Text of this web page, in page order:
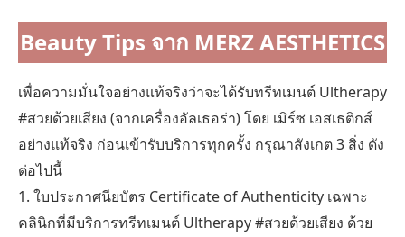
Beauty Tips จาก MERZ AESTHETICS
เพื่อความมั่นใจอย่างแท้จริงว่าจะได้รับทรีทเมนต์ Ultherapy
#สวยด้วยเสียง (จากเครื่องอัลเธอร่า) โดย เมิร์ซ เอสเธติกส์
อย่างแท้จริง ก่อนเข้ารับบริการทุกครั้ง กรุณาสังเกต 3 สิ่ง ดัง
ต่อไปนี้
1. ใบประกาศนียบัตร Certificate of Authenticity เฉพาะ
คลินิกที่มีบริการทรีทเมนต์ Ultherapy #สวยด้วยเสียง ด้วย